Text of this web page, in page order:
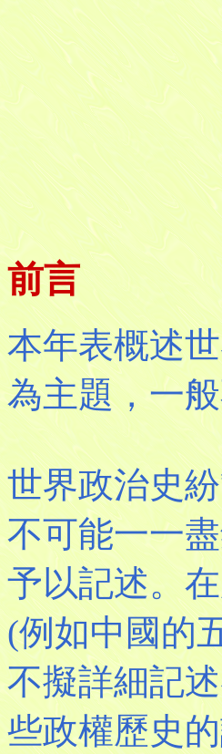
前言
本年表概述
為主題，一
世界政治史
不可能一一
予以記述。
(例如中國的
不擬詳細記
些政權歷史